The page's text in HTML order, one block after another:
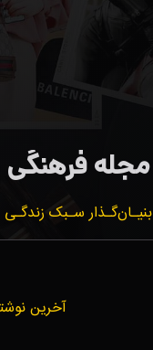
بنیـان‌گـذار سـبک
آخرین